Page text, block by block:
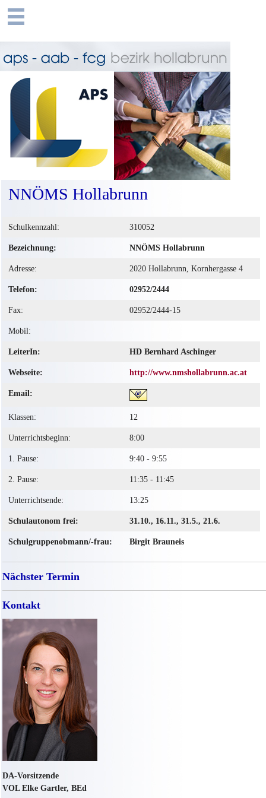
Nächster Termin
Kontakt
DA-Vorsitzende
VOL Elke Gartler, BEd
NNÖMS Hollabrunn
Schulkennzahl: 310052
Bezeichnung: NNÖMS Hollabrunn
Adresse: 2020 Hollabrunn, Kornhergasse 4
Telefon: 02952/2444
Fax: 02952/2444-15
Mobil:
LeiterIn: HD Bernhard Aschinger
Webseite: http://www.nmshollabrunn.ac.at
Email:
Klassen: 12
Unterrichtsbeginn: 8:00
1. Pause: 9:40 - 9:55
2. Pause: 11:35 - 11:45
Unterrichtsende: 13:25
Schulautonom frei: 31.10., 16.11., 31.5., 21.6.
Schulgruppenobmann/-frau: Birgit Brauneis